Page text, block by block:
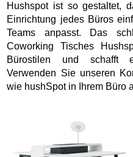
Hushspot ist so gestaltet,
Einrichtung jedes Büros
Teams anpasst. Das
Coworking Tisches
Bürostilen und schafft
Verwenden Sie unseren
wie hushSpot in Ihrem Büro